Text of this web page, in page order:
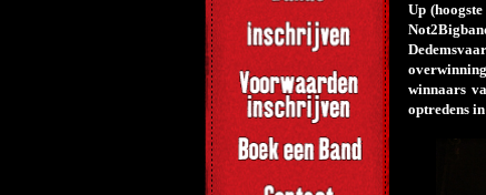
Up
winnaars
optredens